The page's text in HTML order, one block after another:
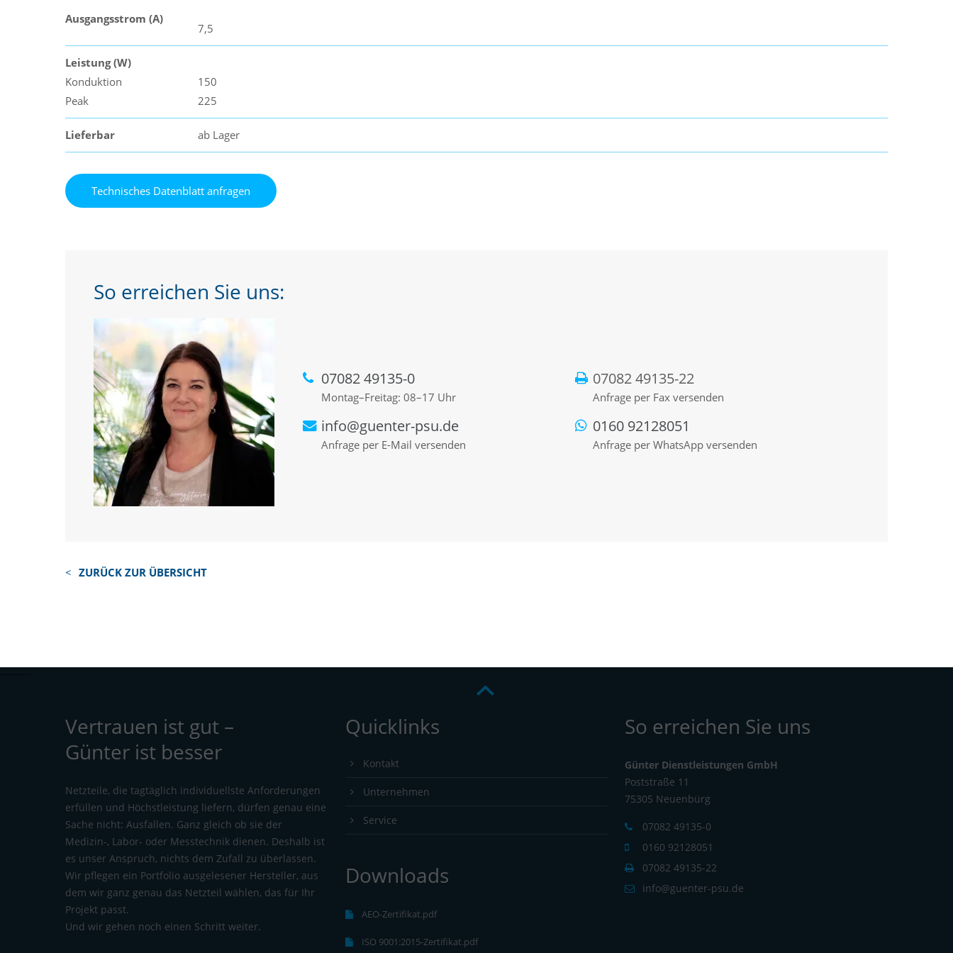
Ausgangsstrom (A)
7,5
Leistung (W)
Konduktion
Peak
150
225
Lieferbar ab Lager
So erreichen Sie uns:
07082 49135-0
Montag–Freitag: 08–17 Uhr
07082 49135-22
Anfrage per Fax versenden
info@guenter-psu.de
Anfrage per E-Mail versenden
0160 92128051
Anfrage per WhatsApp versenden
ZURÜCK ZUR ÜBERSICHT
Vertrauen ist gut –
Günter ist besser
Netzteile, die tagtäglich individuellste Anforderungen
erfüllen und Höchstleistung liefern, dürfen genau eine
Sache nicht: Ausfallen. Ganz gleich ob sie der
Medizin-, Labor- oder Messtechnik dienen. Deshalb ist
es unser Anspruch, nichts dem Zufall zu überlassen.
Wir pflegen ein Portfolio ausgelesener Hersteller, aus
dem wir ganz genau das Netzteil wählen, das für Ihr
Projekt passt.
Und wir gehen noch einen Schritt weiter.
Quicklinks
Kontakt
Unternehmen
Service
Downloads
AEO-Zertifikat.pdf
ISO 9001:2015-Zertifikat.pdf
So erreichen Sie uns
Günter Dienstleistungen GmbH
Poststraße 11
75305 Neuenbürg
07082 49135-0
0160 92128051
07082 49135-22
info@guenter-psu.de